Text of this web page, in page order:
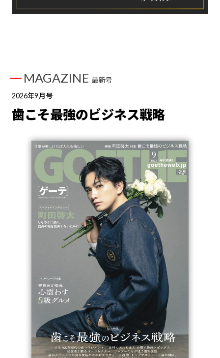
MAGAZINE 最新号
2026年9月号
歯こそ最強のビジネス戦略